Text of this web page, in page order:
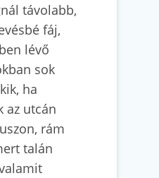
távolabb,
fáj,
lévő
sok
ha
az utcán
rám
talán